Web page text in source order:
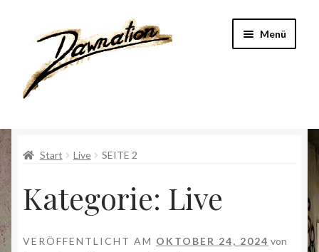
Navigation
springen
Inhalt
springen
Menü
Band
DataExperts
Start Live SEITE 2
Kategorie: Live
VERÖFFENTLICHT AM OKTOBER 24, 2024 von